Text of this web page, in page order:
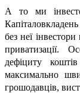
А то ми
без неї
приватизації.
дефіциту
максимально
грошодавців,